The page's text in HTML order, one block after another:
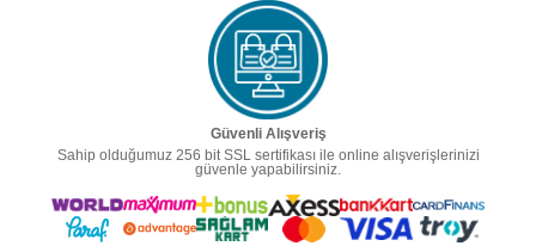
Güvenli Alışveriş
Sahip olduğumuz 256 bit SSL sertifikası ile online alışverişlerinizi
güvenle yapabilirsiniz.